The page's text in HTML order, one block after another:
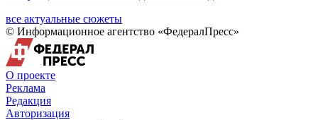
все актуальные сюжеты
© Информационное агентство «ФедералПресс»
О проекте
Реклама
Редакция
Авторизация